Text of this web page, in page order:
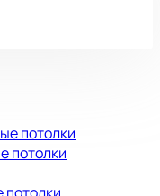
потолки
потолки